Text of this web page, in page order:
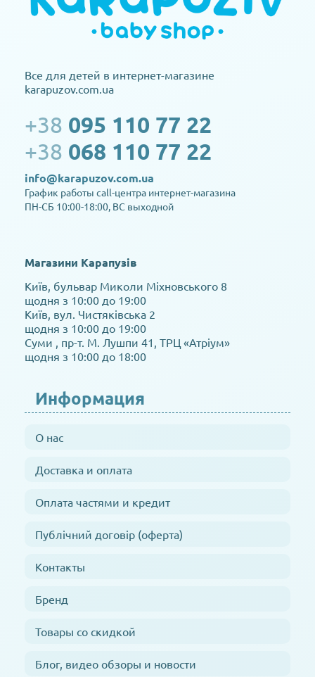
Все для детей в интернет-магазине
karapuzov.com.ua
+38 095 110 77 22
+38 068 110 77 22
info@karapuzov.com.ua
График работы call-центра интернет-магазина
ПН-СБ 10:00-18:00, ВС выходной
Магазини Карапузів
Київ, бульвар Миколи Міхновського 8
щодня з 10:00 до 19:00
Київ, вул. Чистяківська 2
щодня з 10:00 до 19:00
Суми , пр-т. М. Лушпи 41, ТРЦ «Атріум»
щодня з 10:00 до 18:00
Информация
О нас
Доставка и оплата
Оплата частями и кредит
Публічний договір (оферта)
Контакты
Бренд
Товары со скидкой
Блог, видео обзоры и новости